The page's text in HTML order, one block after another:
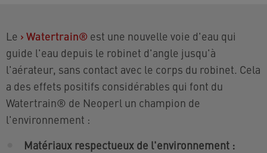
Le › Watertrain® est une nouvelle voie d'eau qui
guide l'eau depuis le robinet d'angle jusqu'à
l'aérateur, sans contact avec le corps du robinet. Cela
a des effets positifs considérables qui font du
Watertrain® de Neoperl un champion de
l'environnement :
Matériaux respectueux de l'environnement :